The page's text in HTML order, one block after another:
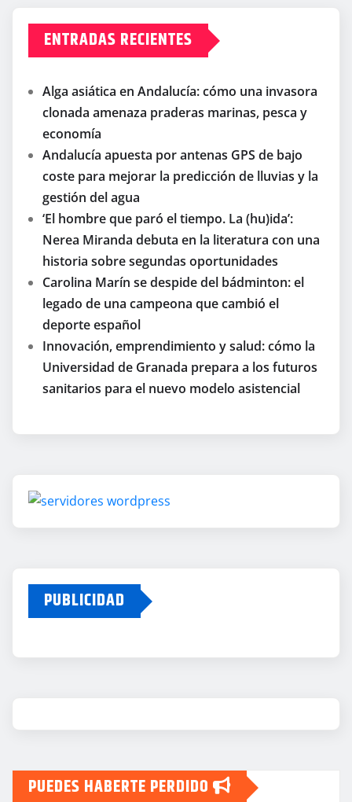
ENTRADAS RECIENTES
Alga asiática en Andalucía: cómo una invasora
clonada amenaza praderas marinas, pesca y
economía
Andalucía apuesta por antenas GPS de bajo
coste para mejorar la predicción de lluvias y la
gestión del agua
‘El hombre que paró el tiempo. La (hu)ida’:
Nerea Miranda debuta en la literatura con una
historia sobre segundas oportunidades
Carolina Marín se despide del bádminton: el
legado de una campeona que cambió el
deporte español
Innovación, emprendimiento y salud: cómo la
Universidad de Granada prepara a los futuros
sanitarios para el nuevo modelo asistencial
PUBLICIDAD
PUEDES HABERTE PERDIDO